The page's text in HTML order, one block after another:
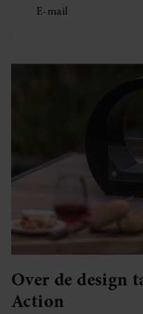
E-mail
Over de design
Action